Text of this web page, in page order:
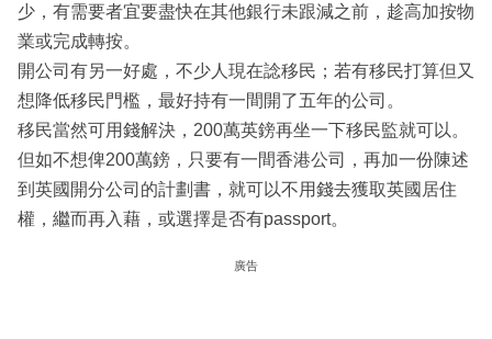
少，有需要者宜要盡快在其他銀行未跟減之前，趁高加按物
業或完成轉按。
開公司有另一好處，不少人現在諗移民；若有移民打算但又
想降低移民門檻，最好持有一間開了五年的公司。
移民當然可用錢解決，200萬英鎊再坐一下移民監就可以。
但如不想俾200萬鎊，只要有一間香港公司，再加一份陳述
到英國開分公司的計劃書，就可以不用錢去獲取英國居住
權，繼而再入藉，或選擇是否有passport。
廣告